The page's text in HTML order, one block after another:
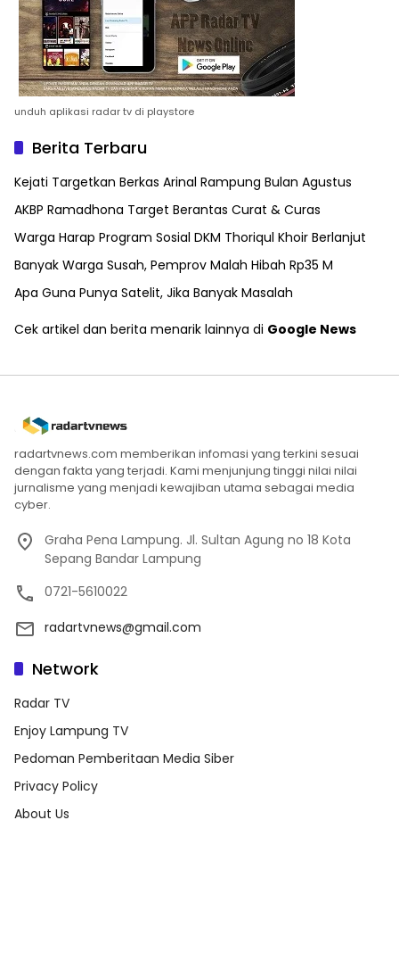
unduh aplikasi radar tv di playstore
Berita Terbaru
Kejati Targetkan Berkas Arinal Rampung Bulan Agustus
AKBP Ramadhona Target Berantas Curat & Curas
Warga Harap Program Sosial DKM Thoriqul Khoir Berlanjut
Banyak Warga Susah, Pemprov Malah Hibah Rp35 M
Apa Guna Punya Satelit, Jika Banyak Masalah
Cek artikel dan berita menarik lainnya di Google News
radartvnews.com memberikan infomasi yang terkini sesuai
dengan fakta yang terjadi. Kami menjunjung tinggi nilai nilai
jurnalisme yang menjadi kewajiban utama sebagai media
cyber.
Graha Pena Lampung. Jl. Sultan Agung no 18 Kota
Sepang Bandar Lampung
0721-5610022
radartvnews@gmail.com
Network
Radar TV
Enjoy Lampung TV
Pedoman Pemberitaan Media Siber
Privacy Policy
About Us